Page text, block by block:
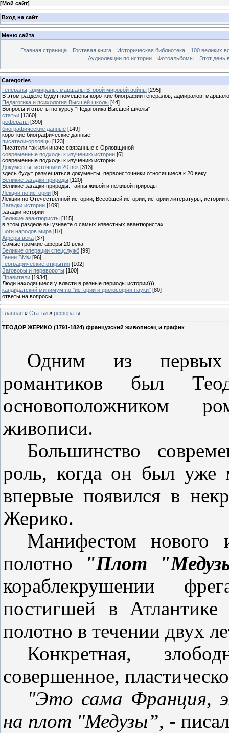
[Мой сайт]
Вход на сайт
Меню сайта
Главная страница Гостевая книга Историческая библиотека
100 великих
Аудиолекции по истории
Фотоальбомы Этот день
Categories
Генералы, адмиралы, маршалы Второй мировой войны [295]
В этом разделе будут помещены короткие биографии генералов, адмиралов,
Педагогика и психология Высшей школы [44]
Вопросы и ответы по курсу "Педагогика Высшей школы"
статьи [1360]
рефераты [390]
биографические данные [149]
короткие биографические данные
писатели-орловцы [123]
Писатели так или иначе связанные с Орловщиной
современные подходы к изучению истории [6]
современные подходы к изучению истории
Документы, источники 20 век [313]
здесь будут размещаться документы, первоисточники относящиеся к 20 веку.
Великие загадки природы [120]
Великие загадки природы: тайны живой и неживой природы
Лекции по истории [6]
Лекции по Отечественной истории, Всеобщей истории, истории литературы, истории
Загадки истории [109]
загадки истории
Великие авантюристы [115]
в этом разделе вы узнаете о самых известных авантюристах
Боги народов мира [87]
Аферы века [37]
Самые громкие аферы 20 века
Великие операции спецслужб [99]
Гении ВМФ [96]
Географические открытия [102]
Заговоры и перевороты [100]
Правители [1934]
Люди находящиеся у власти в разные периоды истории)))
кандидатский минимум по "истории и философии науки" [80]
ответы на вопросы
Главная » Статьи » рефераты
ТЕОДОР ЖЕРИКО (1791-1824) французский живописец и график
Одним из первых
романтиков был
основоположником
живописи.
Большинство
роль, когда он был
впервые появился в
Жерико.
Манифестом нового
полотно
"Плот
кораблекрушении
постигшей в
полотно в течении двух
Конкретная,
совершенное,
"Это сама Франция,
на плот "Медузы”, -